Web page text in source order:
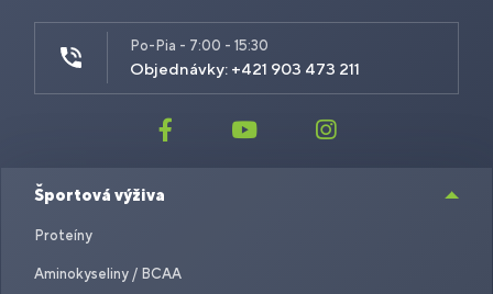
Po-Pia - 7:00 - 15:30
Objednávky: +421 903 473 211
Športová výživa
Proteíny
Aminokyseliny / BCAA